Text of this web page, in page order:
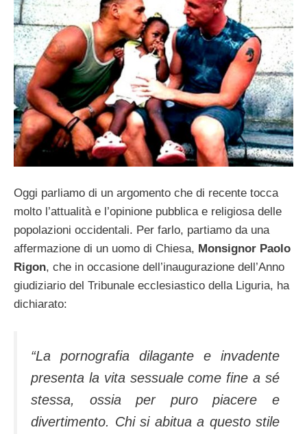
Oggi parliamo di un argomento che di recente tocca
molto l’attualità e l’opinione pubblica e religiosa delle
popolazioni occidentali. Per farlo, partiamo da una
affermazione di un uomo di Chiesa, Monsignor Paolo
Rigon, che in occasione dell’inaugurazione dell’Anno
giudiziario del Tribunale ecclesiastico della Liguria, ha
dichiarato:
“La pornografia dilagante e invadente
presenta la vita sessuale come fine a sé
stessa, ossia per puro piacere e
divertimento. Chi si abitua a questo stile